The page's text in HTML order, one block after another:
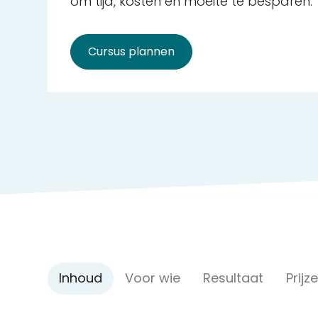
Cursus plannen
Inhoud Voor wie Resultaat